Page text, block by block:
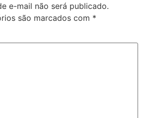
e-mail não será publicado.
são marcados com *